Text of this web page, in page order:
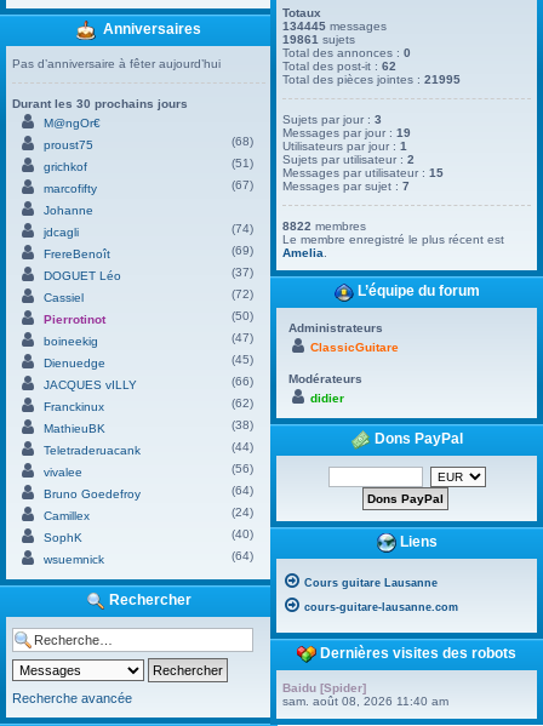
Anniversaires
Pas d’anniversaire à fêter aujourd’hui
Durant les 30 prochains jours
M@ngOr€
proust75
(68)
grichkof
(51)
marcofifty
(67)
Johanne
jdcagli
(74)
FrereBenoît
(69)
DOGUET Léo
(37)
Cassiel
(72)
Pierrotinot
(50)
boineekig
(47)
Dienuedge
(45)
JACQUES vILLY
(66)
Franckinux
(62)
MathieuBK
(38)
Teletraderuacank
(44)
vivalee
(56)
Bruno Goedefroy
(64)
Camillex
(24)
SophK
(40)
wsuemnick
(64)
Rechercher
Recherche avancée
Totaux
134445 messages
19861 sujets
Total des annonces :0
Total des post-it :62
Total des pièces jointes :21995
Sujets par jour :3
Messages par jour :19
Utilisateurs par jour :1
Sujets par utilisateur :2
Messages par utilisateur :15
Messages par sujet :7
8822 membres
Le membre enregistré le plus récent est
Amelia
L’équipe du forum
Administrateurs
ClassicGuitare
Modérateurs
didier
Dons PayPal
Liens
Cours guitare Lausanne
cours-guitare-lausanne.com
Dernières visites des robots
Baidu [Spider]
sam. août 08, 2026 11:40 am